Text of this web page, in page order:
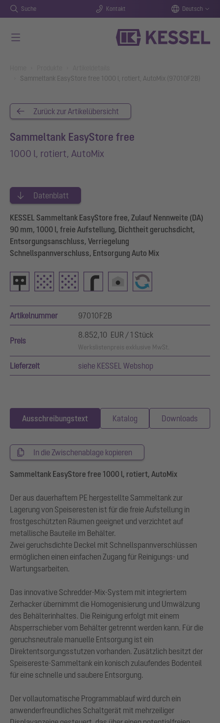
Suche Kontakt Deutsch
Sammeltank EasyStore free 1000 l, rotiert, AutoMix (97010F2B)
Zurück zur Artikelübersicht
Sammeltank EasyStore free
1000 l, rotiert, AutoMix
Datenblatt
KESSEL Sammeltank EasyStore free, Zulauf Nennweite (DA)
90 mm, 1000 l, freie Aufstellung, Dichtheit geruchsdicht,
Entsorgungsanschluss, Verriegelung
Schnellspannverschluss, Entsorgung Auto Mix
Artikelnummer 97010F2B
Preis
8.852,10 EUR / 1 Stück
Werkslistenpreis exklusive MwSt.
Lieferzeit siehe KESSEL Webshop
Ausschreibungstext Katalog Downloads
In die Zwischenablage kopieren
Sammeltank EasyStore free 1000 l, rotiert, AutoMix
Der aus dauerhaftem PE hergestellte Sammeltank zur
Lagerung von Speiseresten ist für die freie Aufstellung in
frostgeschützten Räumen geeignet und verzichtet auf
metallische Bauteile im Behälter.
Zwei geruchsdichte Deckel mit Schnellspannverschlüssen
ermöglichen einen einfachen Zugang für Reinigungs- und
Wartungsarbeiten.
Das innovative Schredder-Mix-System mit integriertem
Zerhacker übernimmt die Homogenisierung und Umwälzung
des Behälterinhaltes. Die Reinigung erfolgt mit einem
Absperrschieber vom Behälter getrennt werden kann. Für die
geruchsneutrale manuelle Entsorgung ist ein
Direktentsorgungsstutzen vorhanden. Zusätzlich besitzt der
Speisereste-Sammeltank ein konisch zulaufendes Bodenteil
für eine schnelle und saubere Entsorgung.
Der vollautomatische Programmablauf wird durch ein
anwenderfreundliches Schaltgerät mit mehrzeiliger